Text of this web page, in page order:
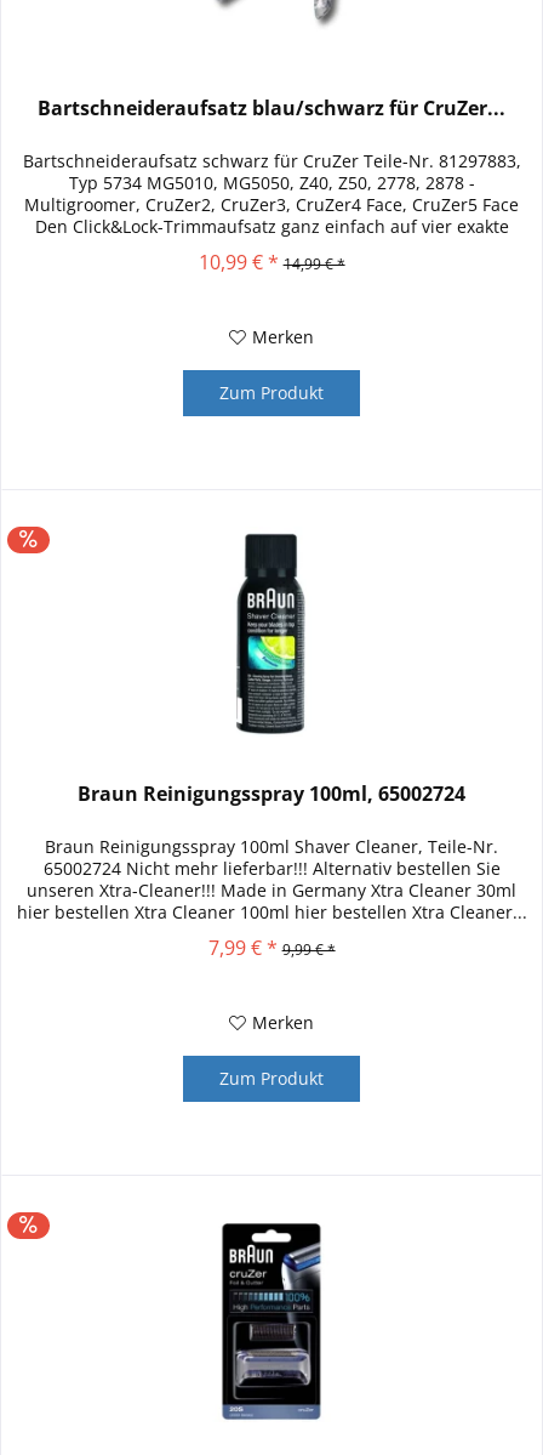
Bartschneideraufsatz blau/schwarz für CruZer...
Bartschneideraufsatz schwarz für CruZer Teile-Nr. 81297883,
Typ 5734 MG5010, MG5050, Z40, Z50, 2778, 2878 -
Multigroomer, CruZer2, CruZer3, CruZer4 Face, CruZer5 Face
Den Click&Lock-Trimmaufsatz ganz einfach auf vier exakte
10,99 € * 14,99 € *
Merken
Zum Produkt
Braun Reinigungsspray 100ml, 65002724
Braun Reinigungsspray 100ml Shaver Cleaner, Teile-Nr.
65002724 Nicht mehr lieferbar!!! Alternativ bestellen Sie
unseren Xtra-Cleaner!!! Made in Germany Xtra Cleaner 30ml
hier bestellen Xtra Cleaner 100ml hier bestellen Xtra Cleaner...
7,99 € * 9,99 € *
Merken
Zum Produkt